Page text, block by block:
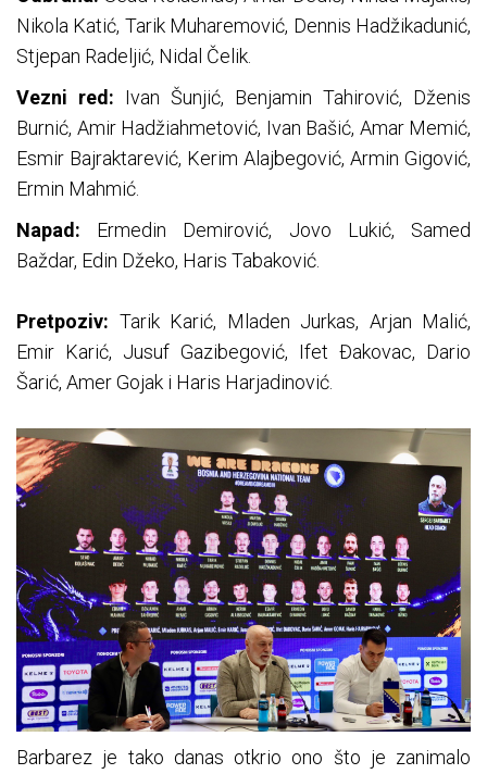
Nikola Katić, Tarik Muharemović, Dennis Hadžikadunić,
Stjepan Radeljić, Nidal Čelik.
Vezni red: Ivan Šunjić, Benjamin Tahirović, Dženis
Burnić, Amir Hadžiahmetović, Ivan Bašić, Amar Memić,
Esmir Bajraktarević, Kerim Alajbegović, Armin Gigović,
Ermin Mahmić.
Napad: Ermedin Demirović, Jovo Lukić, Samed
Baždar, Edin Džeko, Haris Tabaković.
Pretpoziv: Tarik Karić, Mladen Jurkas, Arjan Malić,
Emir Karić, Jusuf Gazibegović, Ifet Đakovac, Dario
Šarić, Amer Gojak i Haris Harjadinović.
Barbarez je tako danas otkrio ono što je zanimalo